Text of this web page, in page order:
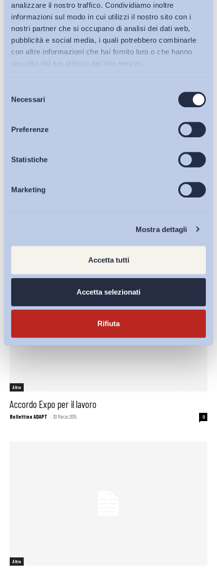
analizzare il nostro traffico. Condividiamo inoltre
informazioni sul modo in cui utilizzi il nostro sito con i
nostri partner che si occupano di analisi dei dati web,
pubblicità e social media, i quali potrebbero combinarle
con altre informazioni che hai fornito loro o che hanno
raccolto dal tuo utilizzo dei loro servizi.
delNecessari
Preferenze
Statistiche
Marketing
Mostra dettagli
Accetta tutti
Accetta selezionati
Rifiuta
Bollettini ADAPT
Articoli
Osservatori
Eventi
Contrattazione collettiva e Relazioni industriali
Accordo Expo per il lavoro: regole su misura per le aziende
del commercio
Altro
Accordo Expo per il lavoro
Bollettino ADAPT - 30 Marzo 2015 0
Altro